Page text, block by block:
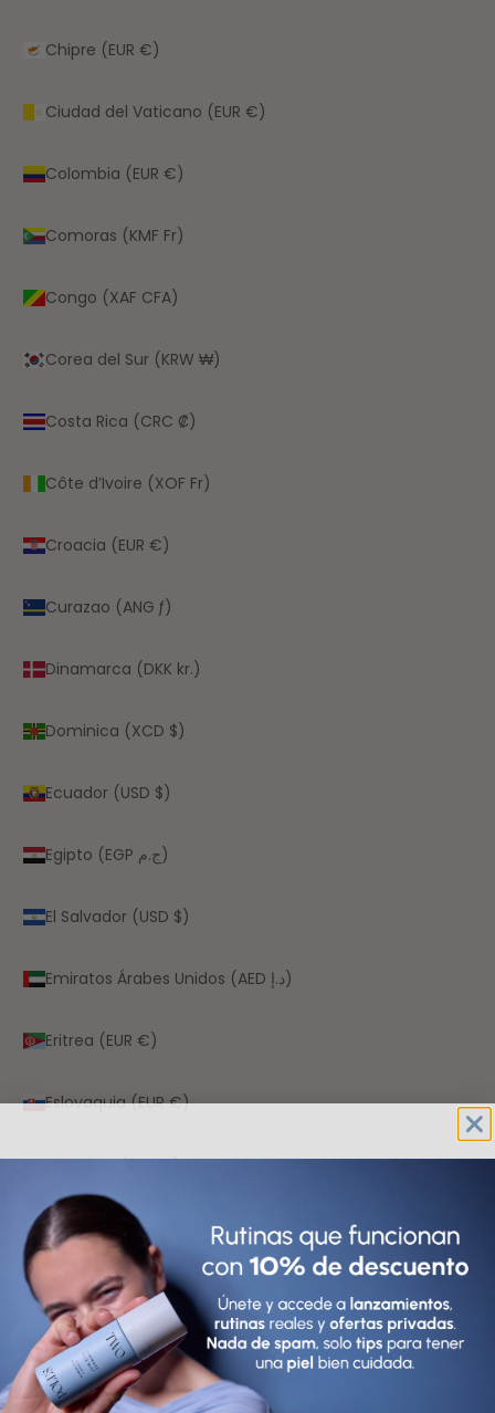
Chipre (EUR €)
Ciudad del Vaticano (EUR €)
Colombia (EUR €)
Comoras (KMF Fr)
Congo (XAF CFA)
Corea del Sur (KRW ₩)
Costa Rica (CRC ₡)
Côte d’Ivoire (XOF Fr)
Croacia (EUR €)
Curazao (ANG ƒ)
Dinamarca (DKK kr.)
Dominica (XCD $)
Ecuador (USD $)
Egipto (EGP ج.م)
El Salvador (USD $)
Emiratos Árabes Unidos (AED د.إ)
Eritrea (EUR €)
Eslovaquia (EUR €)
Eslovenia (EUR €)
España (EUR €)
Estados Unidos (USD $)
Estonia (EUR €)